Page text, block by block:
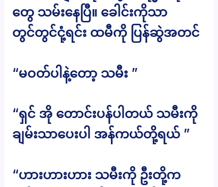
တွေ သမ်းနေပြီ။ ခေါင်းကိုသာ
တွင်တွင်ငုံ့ရင်း ထမီကို ပြန်ဆွဲအတင်
“မဝတ်ပါနဲ့တော့ သမီး ”
“ရှင် အို တောင်းပန်ပါတယ် သမီးကို
ချမ်းသာပေးပါ အန်ကယ်တို့ရယ် ”
“ဟားဟားဟား သမီးကို ဦးတို့က